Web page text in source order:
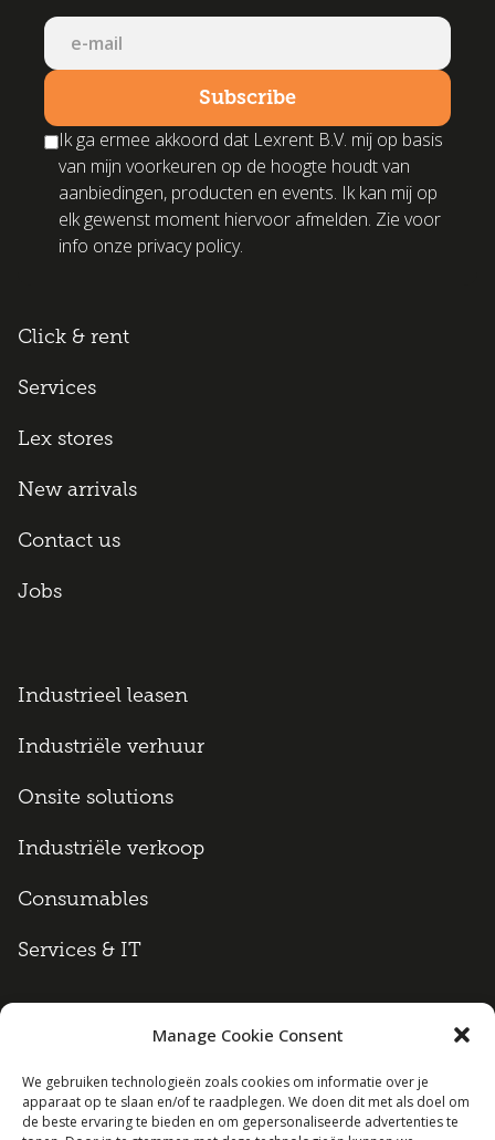
Manage Cookie Consent
We gebruiken technologieën zoals cookies om informatie over je
apparaat op te slaan en/of te raadplegen. We doen dit met als doel om
de beste ervaring te bieden en om gepersonaliseerde advertenties te
Ik ga ermee akkoord dat Lexrent B.V. mij op basis
van mijn voorkeuren op de hoogte houdt van
aanbiedingen, producten en events. Ik kan mij op
elk gewenst moment hiervoor afmelden. Zie voor
info onze privacy policy.
Click & rent
Services
Lex stores
New arrivals
Contact us
Jobs
Industrieel leasen
Industriële verhuur
Onsite solutions
Industriële verkoop
Consumables
Services & IT
Cookie policy